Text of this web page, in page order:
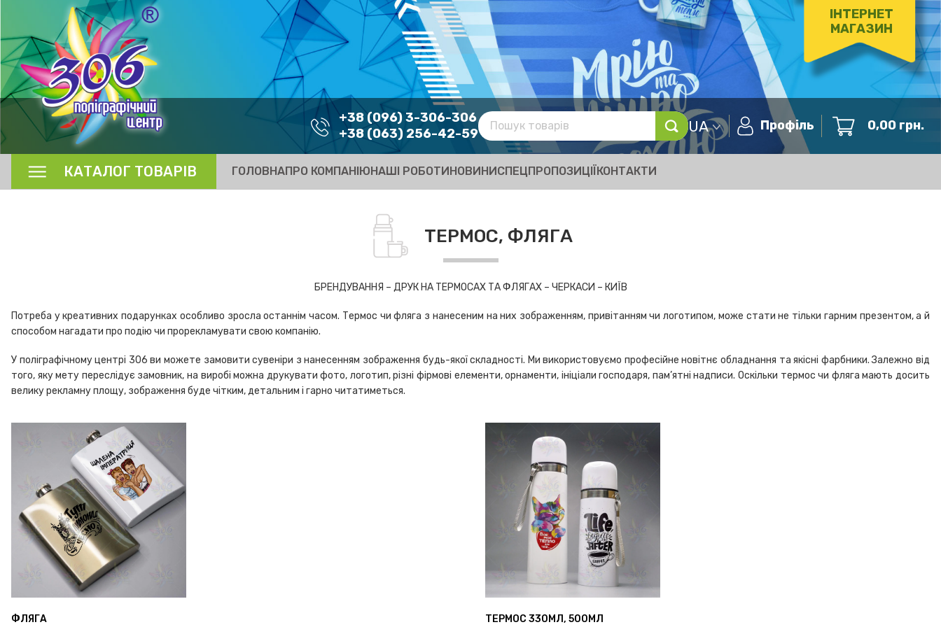
ІНТЕРНЕТ
МАГАЗИН
+38 (096) 3-306-306
+38 (063) 256-42-59
UA Профіль 0,00 грн.
КАТАЛОГ ТОВАРІВ ГОЛОВНАПРО КОМПАНІЮНАШІ РОБОТИНОВИНИСПЕЦПРОПОЗИЦІЇКОНТАКТИ
ТЕРМОС, ФЛЯГА
БРЕНДУВАННЯ – ДРУК НА ТЕРМОСАХ ТА ФЛЯГАХ – ЧЕРКАСИ – КИЇВ
Потреба у креативних подарунках особливо зросла останнім часом. Термос чи фляга з нанесеним на них зображенням, привітанням чи логотипом, може стати не тільки гарним презентом, а й
способом нагадати про подію чи прорекламувати свою компанію.
У поліграфічному центрі 306 ви можете замовити сувеніри з нанесенням зображення будь-якої складності. Ми використовуємо професійне новітнє обладнання та якісні фарбники. Залежно від
того, яку мету переслідує замовник, на виробі можна друкувати фото, логотип, різні фірмові елементи, орнаменти, ініціали господаря, пам’ятні надписи. Оскільки термос чи фляга мають досить
велику рекламну площу, зображення буде чітким, детальним і гарно читатиметься.
ФЛЯГА ТЕРМОС 330МЛ, 500МЛ